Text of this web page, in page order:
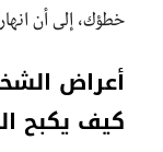
خطؤك، إلى أن
أعراض
كيف يكبح